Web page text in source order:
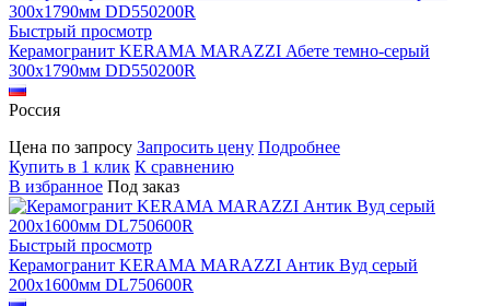
Быстрый просмотр
Керамогранит KERAMA MARAZZI Абете темно-серый
300х1790мм DD550200R
Россия
Цена по запросу Запросить цену Подробнее
Купить в 1 клик К сравнению
В избранное Под заказ
Быстрый просмотр
Керамогранит KERAMA MARAZZI Антик Вуд серый
200х1600мм DL750600R